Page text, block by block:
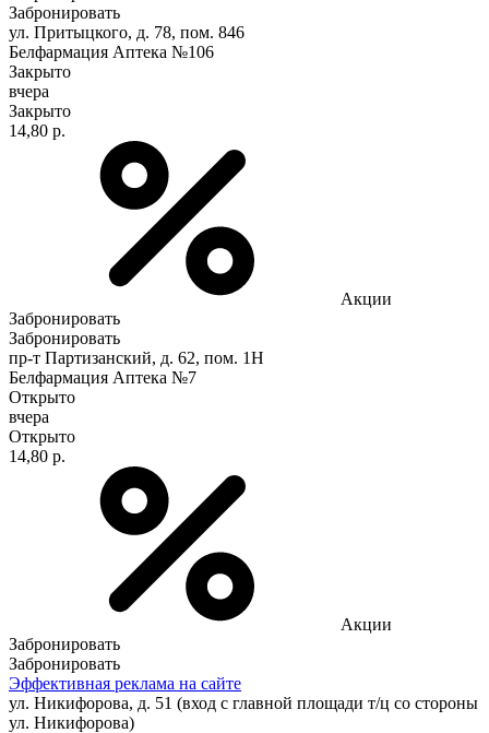
Забронировать
ул. Притыцкого, д. 78, пом. 846
Белфармация Аптека №106
Закрыто
вчера
Закрыто
14,80 р.
Акции
Забронировать
Забронировать
пр-т Партизанский, д. 62, пом. 1Н
Белфармация Аптека №7
Открыто
вчера
Открыто
14,80 р.
Акции
Забронировать
Забронировать
Эффективная реклама на сайте
ул. Никифорова, д. 51 (вход с главной площади т/ц со стороны
ул. Никифорова)